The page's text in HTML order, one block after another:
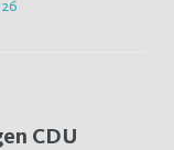
CDU